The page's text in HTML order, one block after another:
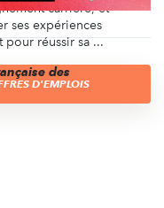
carrière, et
ses expériences
réussir sa ...
des
D'EMPLOIS